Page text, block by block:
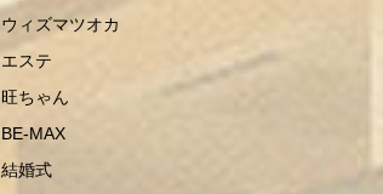
ウィズマツオカ
エステ
旺ちゃん
BE-MAX
結婚式